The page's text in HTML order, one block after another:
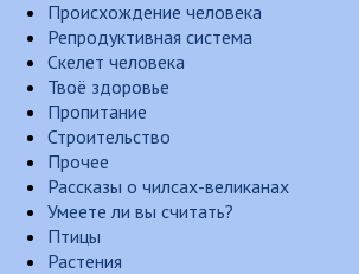
Происхождение человека
Репродуктивная система
Скелет человека
Твоё здоровье
Пропитание
Строительство
Прочее
Рассказы о чилсах-великанах
Умеете ли вы считать?
Птицы
Растения